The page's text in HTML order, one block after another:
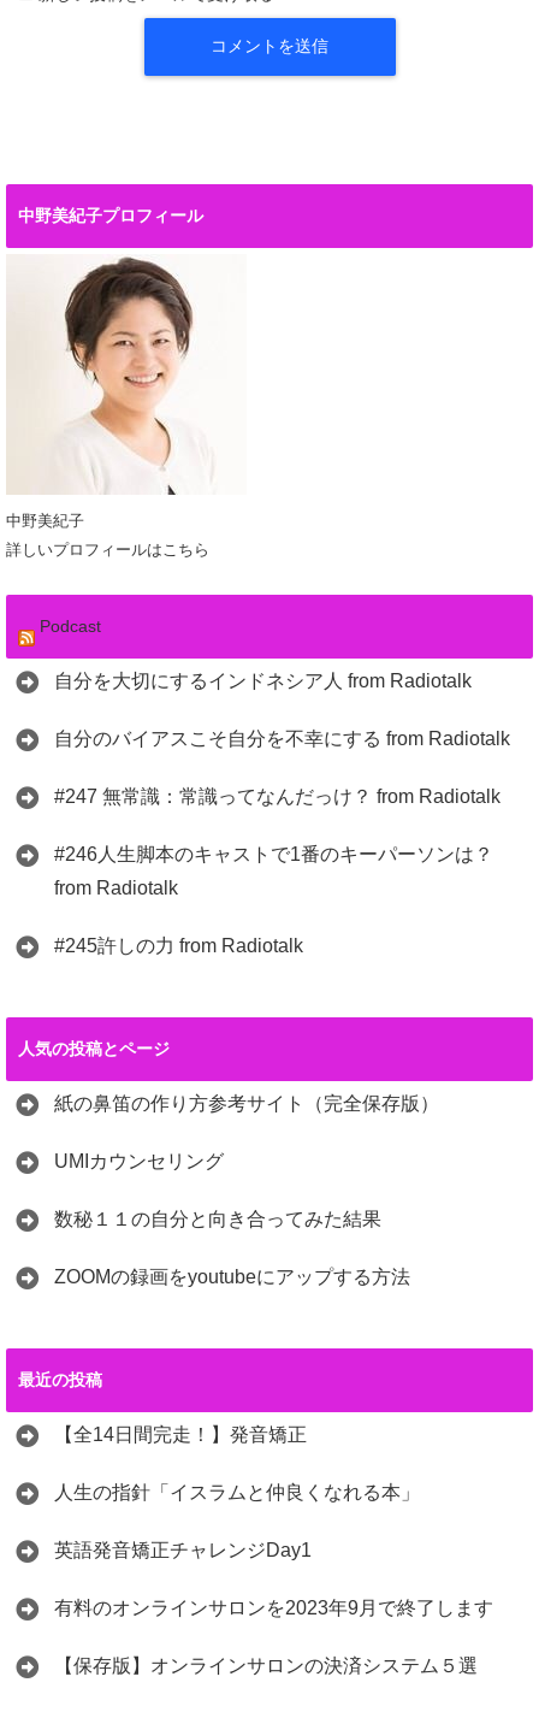
中野美紀子プロフィール
中野美紀子
詳しいプロフィールはこちら
Podcast
自分を大切にするインドネシア人 from Radiotalk
自分のバイアスこそ自分を不幸にする from Radiotalk
#247 無常識：常識ってなんだっけ？ from Radiotalk
#246人生脚本のキャストで1番のキーパーソンは？
from Radiotalk
#245許しの力 from Radiotalk
人気の投稿とページ
紙の鼻笛の作り方参考サイト（完全保存版）
UMIカウンセリング
数秘１１の自分と向き合ってみた結果
ZOOMの録画をyoutubeにアップする方法
最近の投稿
【全14日間完走！】発音矯正
人生の指針「イスラムと仲良くなれる本」
英語発音矯正チャレンジDay1
有料のオンラインサロンを2023年9月で終了します
【保存版】オンラインサロンの決済システム５選